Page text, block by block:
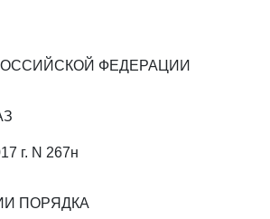
ФЕДЕРАЦИИ
г. N 267н
ПОРЯДКА